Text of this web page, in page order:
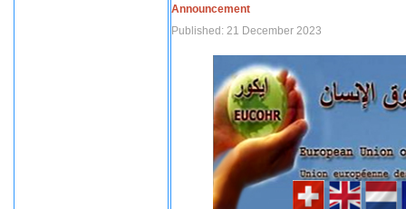
Announcement
Published: 21 December 2023